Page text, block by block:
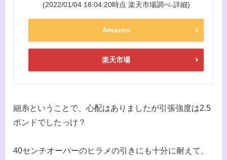
(2022/01/04 18:04:20時点 楽天市場調べ-詳細)
Amazon
楽天市場
細糸ということで、心配はありましたが引張強度は2.5
ポンドでしたっけ？
40センチオーバーのヒラメの引きにも十分に耐えて、